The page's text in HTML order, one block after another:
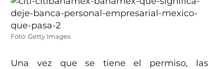
Foto: Getty Images
Una vez que se tiene el permiso, las